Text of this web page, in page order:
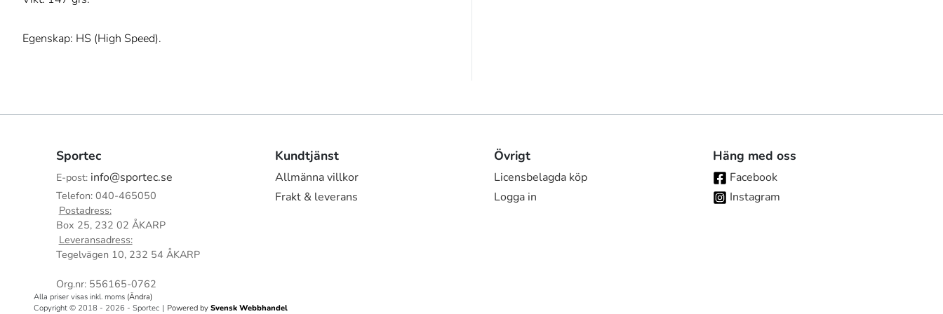
Egenskap: HS (High Speed).
Sportec
E-post: info@sportec.se
Telefon: 040-465050
Postadress:
Box 25, 232 02 ÅKARP
Leveransadress:
Tegelvägen 10, 232 54 ÅKARP
Org.nr: 556165-0762
Kundtjänst
Allmänna villkor
Frakt & leverans
Övrigt
Licensbelagda köp
Logga in
Häng med oss
Facebook
Instagram
Alla priser visas inkl. moms (Ändra)
Copyright © 2018 - 2026 - Sportec | Powered by Svensk Webbhandel